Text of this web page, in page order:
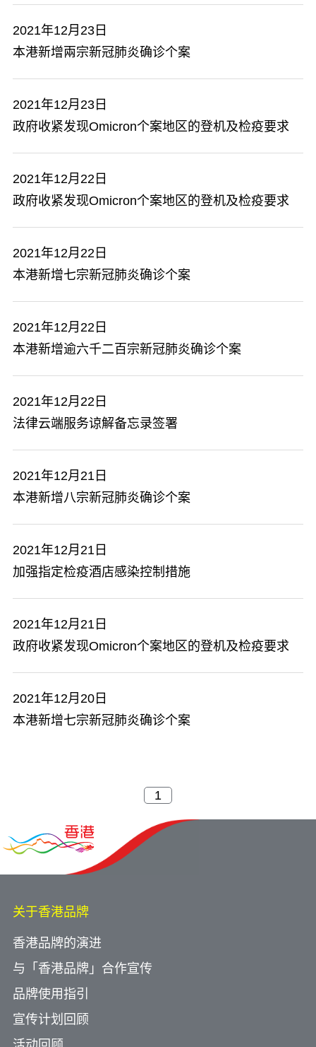
2021年12月23日
本港新增兩宗新冠肺炎确诊个案
2021年12月23日
政府收紧发现Omicron个案地区的登机及检疫要求
2021年12月22日
政府收紧发现Omicron个案地区的登机及检疫要求
2021年12月22日
本港新增七宗新冠肺炎确诊个案
2021年12月22日
本港新增逾六千二百宗新冠肺炎确诊个案
2021年12月22日
法律云端服务谅解备忘录签署
2021年12月21日
本港新增八宗新冠肺炎确诊个案
2021年12月21日
加强指定检疫酒店感染控制措施
2021年12月21日
政府收紧发现Omicron个案地区的登机及检疫要求
2021年12月20日
本港新增七宗新冠肺炎确诊个案
关于香港品牌
香港品牌的演进
与「香港品牌」合作宣传
品牌使用指引
宣传计划回顾